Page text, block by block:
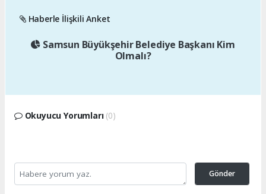
Haberle İlişkili Anket
Samsun Büyükşehir Belediye Başkanı Kim
Olmalı?
Okuyucu Yorumları (0)
Gönder